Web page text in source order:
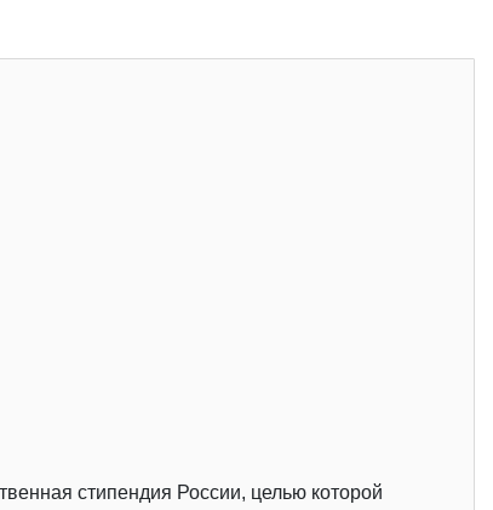
стипендия России, целью которой